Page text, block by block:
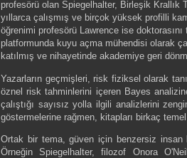
profesörü olan Spiegelhalter, Birleşik Krallık
yıllarca çalışmış ve birçok yüksek profilli
öğrenimi profesörü Lawrence ise
platformunda kuyu açma mühendisi olarak
katılmış ve nihayetinde akademiye geri
Yazarların geçmişleri, risk fiziksel olarak
öznel risk tahminlerini içeren Bayes
çalıştığı sayısız yolla ilgili analizlerini
göstermelerine rağmen, kitapları birkaç
Ortak bir tema, güven için benzersiz insan
Örneğin Spiegelhalter, filozof Onora